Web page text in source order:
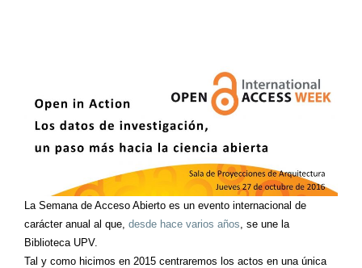
La Semana de Acceso Abierto es un evento internacional de
carácter anual al que, desde hace varios años , se une la
Biblioteca UPV.
Tal y como hicimos en 2015 centraremos los actos en una única